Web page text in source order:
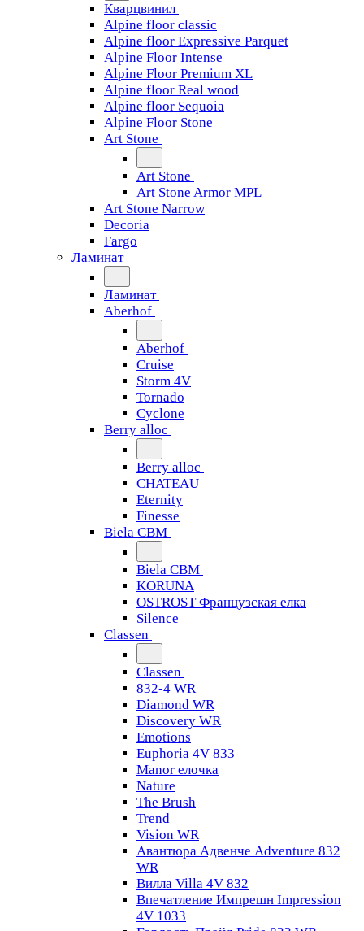
Кварцвинил
Alpine floor classic
Alpine floor Expressive Parquet
Alpine Floor Intense
Alpine Floor Premium XL
Alpine floor Real wood
Alpine floor Sequoia
Alpine Floor Stone
Art Stone
Art Stone
Art Stone Armor MPL
Art Stone Narrow
Decoria
Fargo
Ламинат
Ламинат
Aberhof
Aberhof
Cruise
Storm 4V
Tornado
Сyclone
Berry alloc
Berry alloc
CHATEAU
Eternity
Finesse
Biela CBM
Biela CBM
KORUNA
OSTROST Французская елка
Silence
Classen
Classen
832-4 WR
Diamond WR
Discovery WR
Emotions
Euphoria 4V 833
Manor елочка
Nature
The Brush
Trend
Vision WR
Авантюра Адвенче Adventure 832
WR
Вилла Villa 4V 832
Впечатление Импрешн Impression
4V 1033